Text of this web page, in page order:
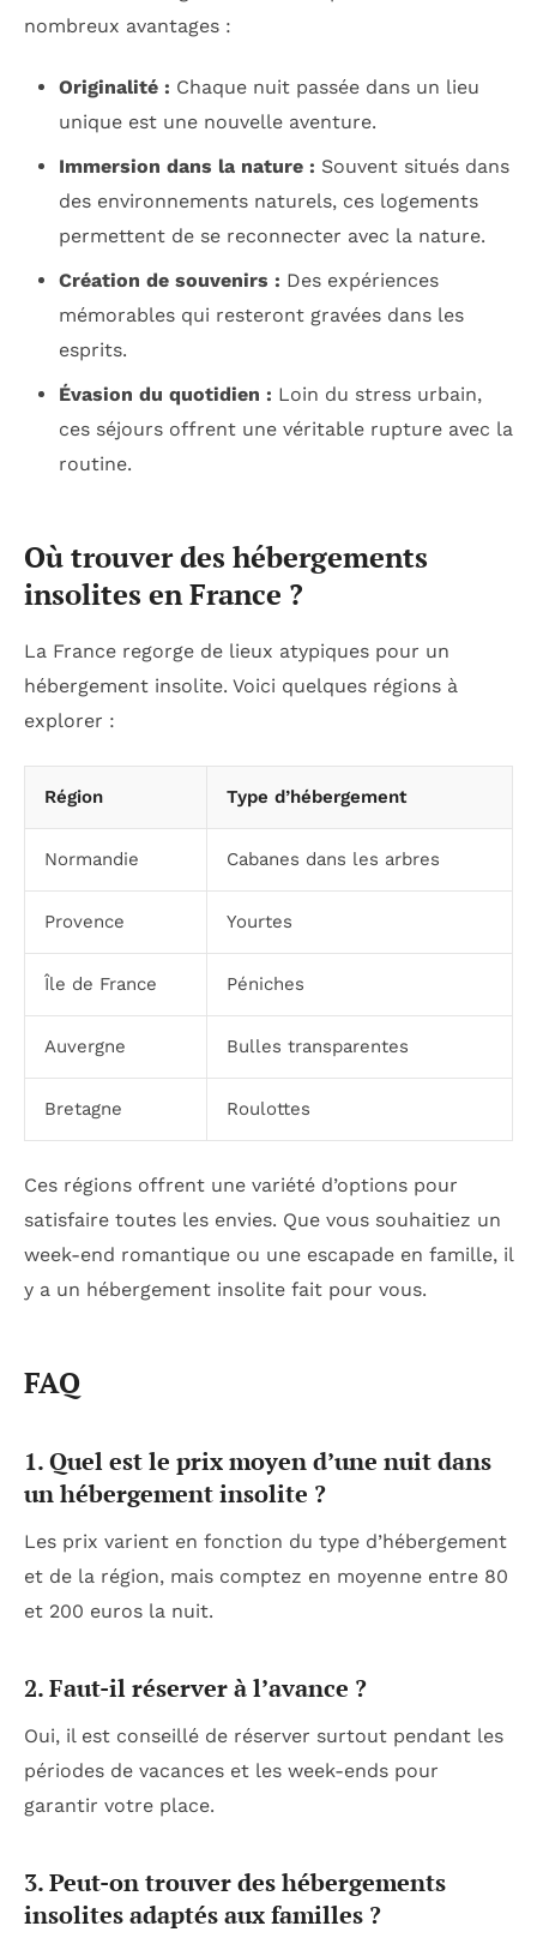
nombreux avantages :
Originalité : Chaque nuit passée dans un lieu
unique est une nouvelle aventure.
Immersion dans la nature : Souvent situés dans
des environnements naturels, ces logements
permettent de se reconnecter avec la nature.
Création de souvenirs : Des expériences
mémorables qui resteront gravées dans les
esprits.
Évasion du quotidien : Loin du stress urbain,
ces séjours offrent une véritable rupture avec la
routine.
Où trouver des hébergements
insolites en France ?
La France regorge de lieux atypiques pour un
hébergement insolite. Voici quelques régions à
explorer :
Région Type d’hébergement
Normandie Cabanes dans les arbres
Provence Yourtes
Île de France Péniches
Auvergne Bulles transparentes
Bretagne Roulottes
Ces régions offrent une variété d’options pour
satisfaire toutes les envies. Que vous souhaitiez un
week-end romantique ou une escapade en famille, il
y a un hébergement insolite fait pour vous.
FAQ
1. Quel est le prix moyen d’une nuit dans
un hébergement insolite ?
Les prix varient en fonction du type d’hébergement
et de la région, mais comptez en moyenne entre 80
et 200 euros la nuit.
2. Faut-il réserver à l’avance ?
Oui, il est conseillé de réserver surtout pendant les
périodes de vacances et les week-ends pour
garantir votre place.
3. Peut-on trouver des hébergements
insolites adaptés aux familles ?